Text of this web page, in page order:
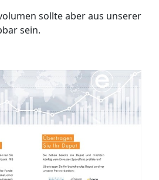
sollte aber aus unserer
sein.